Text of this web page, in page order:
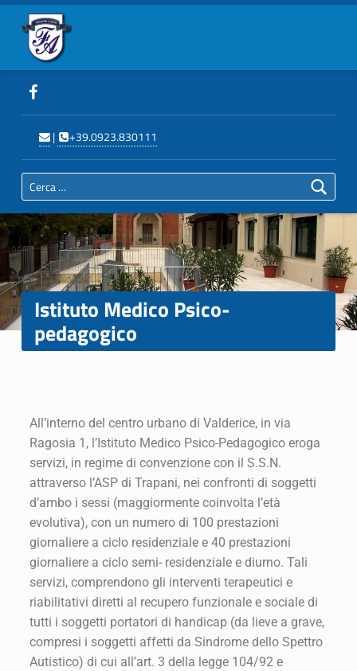
| +39.0923.830111
Istituto Medico Psico-
pedagogico
All’interno del centro urbano di Valderice, in via
Ragosia 1, l’Istituto Medico Psico-Pedagogico eroga
servizi, in regime di convenzione con il S.S.N.
attraverso l’ASP di Trapani, nei confronti di soggetti
d’ambo i sessi (maggiormente coinvolta l’età
evolutiva), con un numero di 100 prestazioni
giornaliere a ciclo residenziale e 40 prestazioni
giornaliere a ciclo semi- residenziale e diurno. Tali
servizi, comprendono gli interventi terapeutici e
riabilitativi diretti al recupero funzionale e sociale di
tutti i soggetti portatori di handicap (da lieve a grave,
compresi i soggetti affetti da Sindrome dello Spettro
Autistico) di cui all’art. 3 della legge 104/92 e